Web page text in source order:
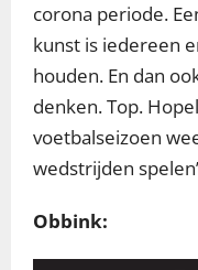
corona periode.
kunst is iedereen
houden. En dan
denken. Top.
voetbalseizoen
wedstrijden
Obbink: